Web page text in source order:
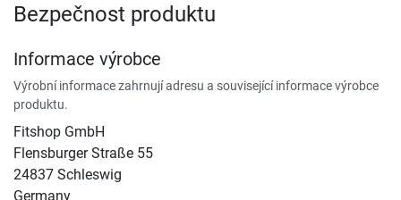
Bezpečnost produktu
Informace výrobce
Výrobní informace zahrnují adresu a související informace výrobce
produktu.
Fitshop GmbH
Flensburger Straße 55
24837 Schleswig
Germany